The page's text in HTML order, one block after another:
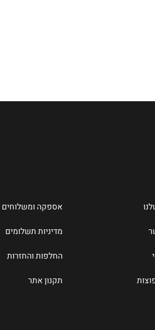
אספקה ומשלוחים
מדיניות תשלומים
החלפות והחזרות
תקנון אתר